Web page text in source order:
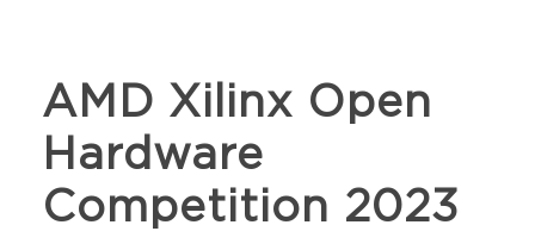
AMD Xilinx Open
Hardware
Competition 2023